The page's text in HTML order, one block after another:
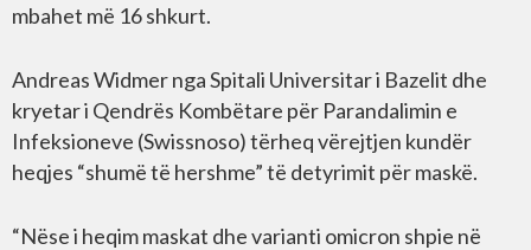
mbahet më 16 shkurt.
Andreas Widmer nga Spitali Universitar i Bazelit dhe
kryetar i Qendrës Kombëtare për Parandalimin e
Infeksioneve (Swissnoso) tërheq vërejtjen kundër
heqjes “shumë të hershme” të detyrimit për maskë.
“Nëse i heqim maskat dhe varianti omicron shpie në